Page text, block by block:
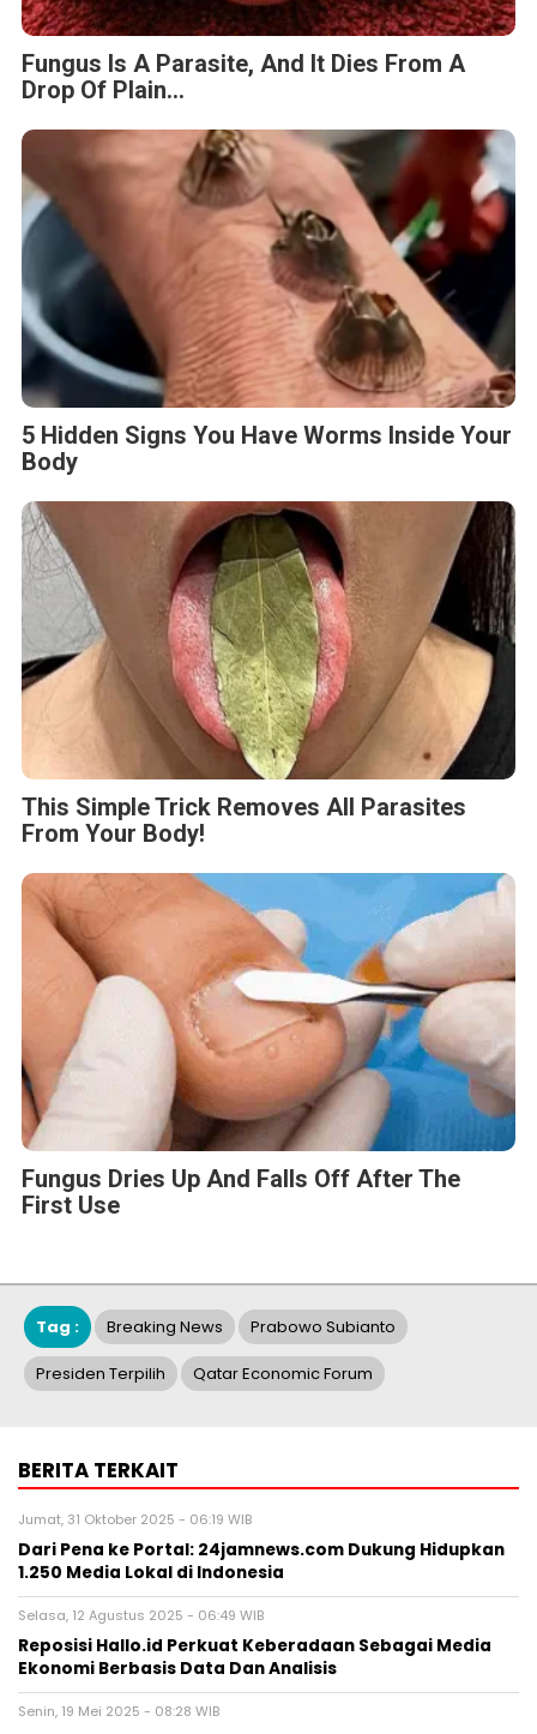
Fungus Is A Parasite, And It Dies From A
Drop Of Plain...
5 Hidden Signs You Have Worms Inside Your
Body
This Simple Trick Removes All Parasites
From Your Body!
Fungus Dries Up And Falls Off After The
First Use
Tag : Breaking News Prabowo Subianto
Presiden Terpilih Qatar Economic Forum
BERITA TERKAIT
Jumat, 31 Oktober 2025 - 06:19 WIB
Dari Pena ke Portal: 24jamnews.com Dukung Hidupkan
1.250 Media Lokal di Indonesia
Selasa, 12 Agustus 2025 - 06:49 WIB
Reposisi Hallo.id Perkuat Keberadaan Sebagai Media
Ekonomi Berbasis Data Dan Analisis
Senin, 19 Mei 2025 - 08:28 WIB